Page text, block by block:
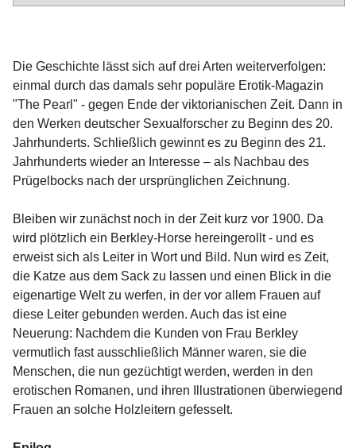
Die Geschichte lässt sich auf drei Arten weiterverfolgen:
einmal durch das damals sehr populäre Erotik-Magazin
"The Pearl" - gegen Ende der viktorianischen Zeit. Dann in
den Werken deutscher Sexualforscher zu Beginn des 20.
Jahrhunderts. Schließlich gewinnt es zu Beginn des 21.
Jahrhunderts wieder an Interesse – als Nachbau des
Prügelbocks nach der ursprünglichen Zeichnung.
Bleiben wir zunächst noch in der Zeit kurz vor 1900. Da
wird plötzlich ein Berkley-Horse hereingerollt - und es
erweist sich als Leiter in Wort und Bild. Nun wird es Zeit,
die Katze aus dem Sack zu lassen und einen Blick in die
eigenartige Welt zu werfen, in der vor allem Frauen auf
diese Leiter gebunden werden. Auch das ist eine
Neuerung: Nachdem die Kunden von Frau Berkley
vermutlich fast ausschließlich Männer waren, sie die
Menschen, die nun gezüchtigt werden, werden in den
erotischen Romanen, und ihren Illustrationen überwiegend
Frauen an solche Holzleitern gefesselt.